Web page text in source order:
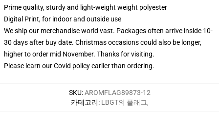
Prime quality, sturdy and light-weight weight polyester
Digital Print, for indoor and outside use
We ship our merchandise world vast. Packages often arrive inside 10-
30 days after buy date. Christmas occasions could also be longer,
higher to order mid November. Thanks for visiting.
Please learn our Covid policyearlier than ordering.
SKU:AROMFLAG89873-12
카테고리: LBGT의 플래그,